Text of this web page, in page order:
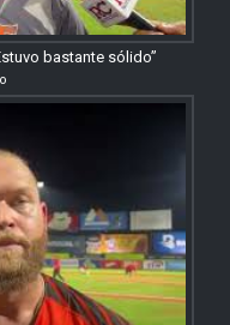
bastante sólido”